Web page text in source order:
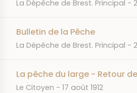
La Dépêche de Brest. Principal
Bulletin de la Pêche
JOURNAL
La Dépêche de Brest. Principal
La pêche du large - Retour
JOURNAL
Le Citoyen DATE
17 août 1912